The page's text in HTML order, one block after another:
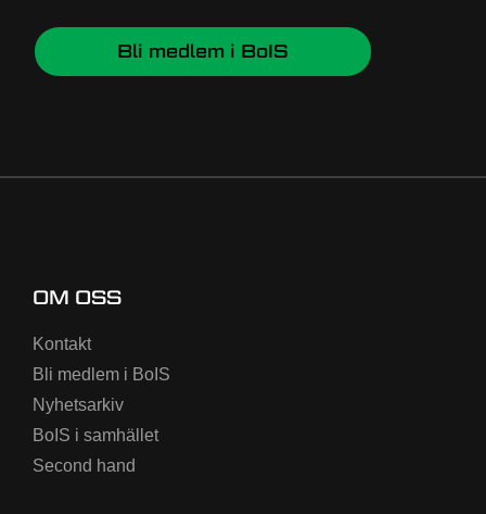
Bli medlem i BoIS
OM OSS
Kontakt
Bli medlem i BoIS
Nyhetsarkiv
BoIS i samhället
Second hand